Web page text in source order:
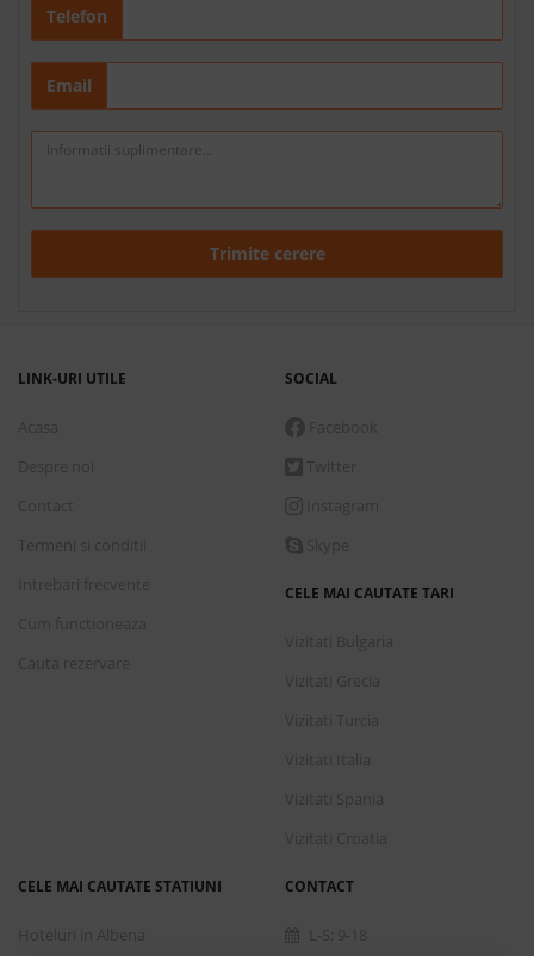
Telefon
Email
Trimite cerere
LINK-URI UTILE SOCIAL
CELE MAI CAUTATE TARI
CELE MAI CAUTATE STATIUNI CONTACT